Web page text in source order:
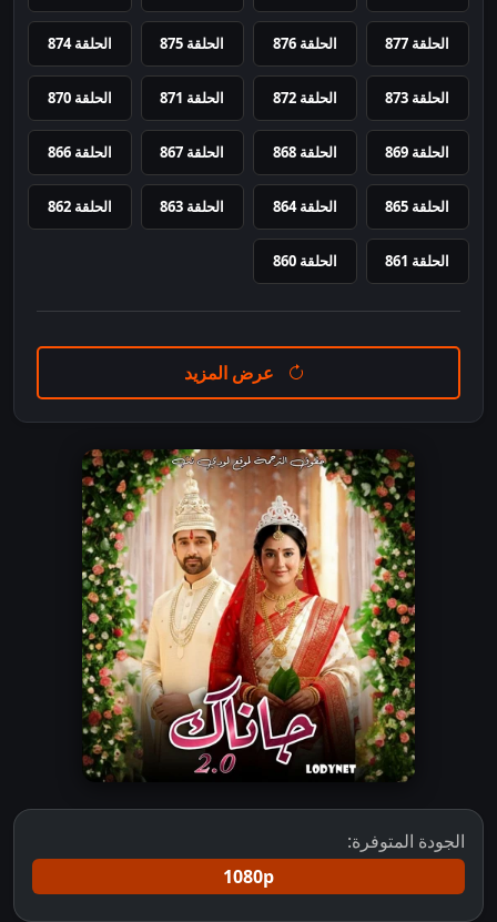
الحلقة 877 الحلقة 876 الحلقة 875 الحلقة 874
الحلقة 873 الحلقة 872 الحلقة 871 الحلقة 870
الحلقة 869 الحلقة 868 الحلقة 867 الحلقة 866
الحلقة 865 الحلقة 864 الحلقة 863 الحلقة 862
الحلقة 861 الحلقة 860
عرض المزيد
الجودة المتوفرة:
1080p